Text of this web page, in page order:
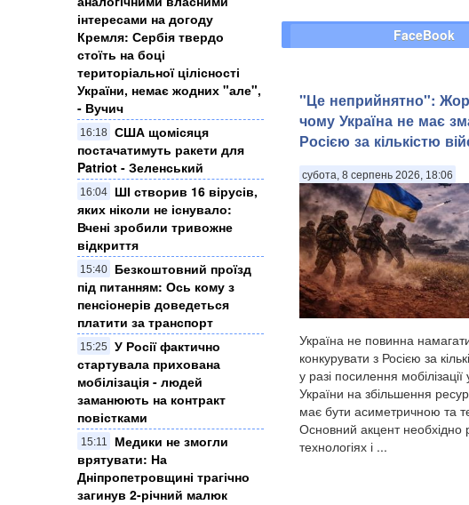
інтересами на догоду
Кремля: Сербія твердо
стоїть на боці
територіальної цілісності
України, немає жодних "але",
- Вучич
16:18 США щомісяця
постачатимуть ракети для
Patriot - Зеленський
16:04
ШІ створив 16 вірусів,
яких ніколи не існувало:
Вчені зробили тривожне
відкриття
15:40
Безкоштовний проїзд
під питанням: Ось кому з
пенсіонерів доведеться
платити за транспорт
15:25
У Росії фактично
стартувала прихована
мобілізація - людей
заманюють на контракт
повістками
15:11
Медики не змогли
врятувати: На
Дніпропетровщині трагічно
загинув 2-річний малюк
FaceBook
"Це неприйнятно":
чому Україна не має
Росією за кількістю
субота, 8 серпень 2026, 18:06
Україна не повинна
конкурувати з Росією за
у разі посилення
України на збільшення
має бути асиметричною та
Основний акцент необхідно
технологіях і ...